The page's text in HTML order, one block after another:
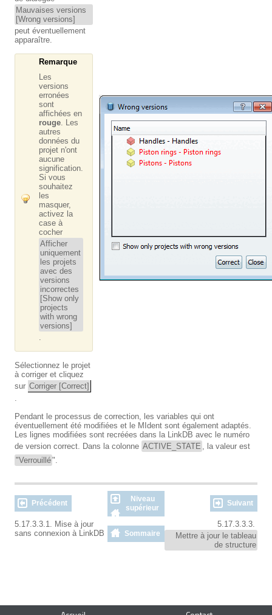
Mauvaises versions
[Wrong versions]
peut éventuellement
apparaître.
Remarque
Les
versions
erronées
sont
affichées en
rouge . Les
autres
données du
projet n'ont
aucune
signification.
Si vous
souhaitez
les
masquer,
activez la
case à
cocher
Afficher
uniquement
les projets
avec des
versions
incorrectes
[Show only
projects
with wrong
versions]
Sélectionnez le projet
à corriger et cliquez
sur Corriger [Correct]
Pendant le processus de correction, les variables qui ont
éventuellement été modifiées et le MIdent sont également adaptés.
Les lignes modifiées sont recréées dans la LinkDB avec le numéro
de version correct. Dans la colonne ACTIVE_STATE
, la valeur est
"Verrouillé".
Précédent
Niveau
supérieur
Suivant
5.17.3.3.1. Mise à jour
sans connexion à LinkDB
Sommaire
5.17.3.3.3.
Mettre à jour le tableau
de structure